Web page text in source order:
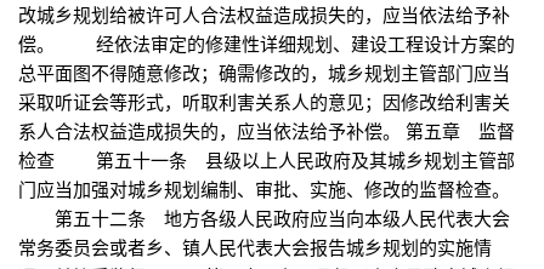
改城乡规划给被许可人合法权益造成损失的，应当依法给予补
偿。 经依法审定的修建性详细规划、建设工程设计方案的
总平面图不得随意修改；确需修改的，城乡规划主管部门应当
采取听证会等形式，听取利害关系人的意见；因修改给利害关
系人合法权益造成损失的，应当依法给予补偿。 第五章 监督
检查 第五十一条 县级以上人民政府及其城乡规划主管部
门应当加强对城乡规划编制、审批、实施、修改的监督检查。
第五十二条 地方各级人民政府应当向本级人民代表大会
常务委员会或者乡、镇人民代表大会报告城乡规划的实施情